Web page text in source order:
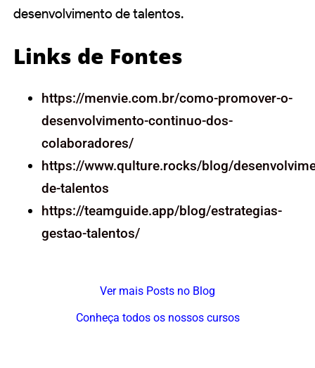
desenvolvimento de talentos.
Links de Fontes
https://menvie.com.br/como-promover-o-
desenvolvimento-continuo-dos-
colaboradores/
https://www.qulture.rocks/blog/
de-talentos
https://teamguide.app/blog/estrategias-
gestao-talentos/
Ver mais Posts no Blog
Conheça todos os nossos cursos